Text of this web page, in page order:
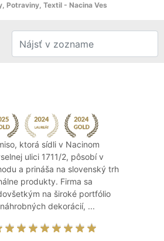
Potraviny, Textil - Nacina Ves
ktorá sídli v Nacinom
ulici 1711/2, pôsobí v
a prináša na slovenský trh
produkty. Firma sa
na široké portfólio
dekorácií, ...